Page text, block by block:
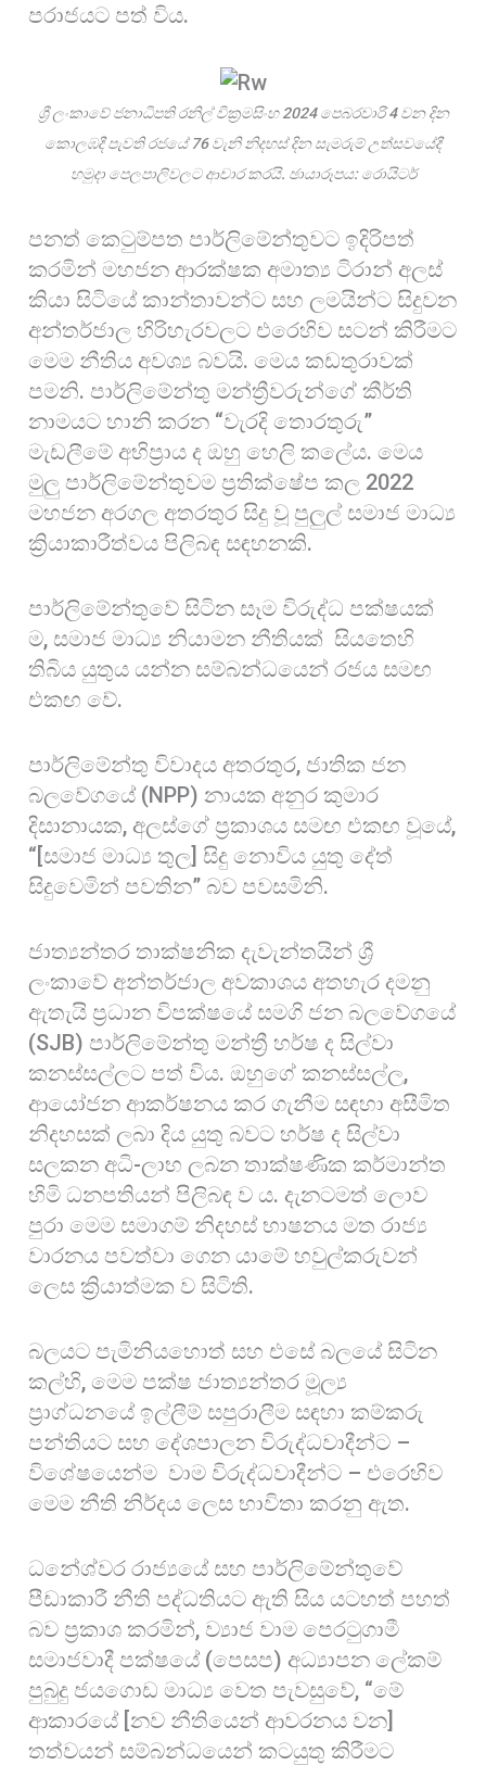
පරාජයට පත් විය.
ශ්‍රී ලංකාවේ ජනාධිපති රනිල් වික්‍රමසිංහ 2024 පෙබරවාරි 4 වන දින
කොලඹදී පැවති රජයේ 76 වැනි නිදහස් දින සැමරුම් උත්සවයේදී
හමුදා පෙලපාලිවලට ආචාර කරයි. ඡායාරූපය: රොයිටර්
පනත් කෙටුම්පත පාර්ලිමේන්තුවට ඉදිරිපත්
කරමින් මහජන ආරක්ෂක අමාත්‍ය ටිරාන් අලස්
කියා සිටියේ කාන්තාවන්ට සහ ලමයින්ට සිදුවන
අන්තර්ජාල හිරිහැරවලට එරෙහිව සටන් කිරීමට
මෙම නීතිය අවශ්‍ය බවයි. මෙය කඩතුරාවක්
පමනි. පාර්ලිමේන්තු මන්ත්‍රීවරුන්ගේ කීර්ති
නාමයට හානි කරන “වැරදි තොරතුරු”
මැඩලීමේ අභිප්‍රාය ද ඔහු හෙලි කලේය. මෙය
මුලු පාර්ලිමේන්තුවම ප්‍රතික්ෂේප කල 2022
මහජන අරගල අතරතුර සිදු වූ පුලුල් සමාජ මාධ්‍ය
ක්‍රියාකාරීත්වය පිලිබඳ සඳහනකි.
පාර්ලිමේන්තුවේ සිටින සෑම විරුද්ධ පක්ෂයක්
ම, සමාජ මාධ්‍ය නියාමන නීතියක් සියතෙහි
තිබිය යුතුය යන්න සම්බන්ධයෙන් රජය සමඟ
එකඟ වේ.
පාර්ලිමේන්තු විවාදය අතරතුර, ජාතික ජන
බලවේගයේ (NPP) නායක අනුර කුමාර
දිසානායක, අලස්ගේ ප්‍රකාශය සමඟ එකඟ වූයේ,
“[සමාජ මාධ්‍ය තුල] සිදු නොවිය යුතු දේත්
සිදුවෙමින් පවතින” බව පවසමිනි.
ජාත්‍යන්තර තාක්ෂනික දැවැන්තයින් ශ්‍රී
ලංකාවේ අන්තර්ජාල අවකාශය අතහැර දමනු
ඇතැයි ප්‍රධාන විපක්ෂයේ සමගි ජන බලවේගයේ
(SJB) පාර්ලිමේන්තු මන්ත්‍රී හර්ෂ ද සිල්වා
කනස්සල්ලට පත් විය. ඔහුගේ කනස්සල්ල,
ආයෝජන ආකර්ෂනය කර ගැනීම සඳහා අසීමිත
නිදහසක් ලබා දිය යුතු බවට හර්ෂ ද සිල්වා
සලකන අධි-ලාභ ලබන තාක්ෂණික කර්මාන්ත
හිමි ධනපතියන් පිලිබඳ ව ය. දැනටමත් ලොව
පුරා මෙම සමාගම් නිදහස් භාෂනය මත රාජ්‍ය
වාරනය පවත්වා ගෙන යාමේ හවුල්කරුවන්
ලෙස ක්‍රියාත්මක ව සිටිති.
බලයට පැමිනියහොත් සහ එසේ බලයේ සිටින
කල්හි, මෙම පක්ෂ ජාත්‍යන්තර මූල්‍ය
ප්‍රාග්ධනයේ ඉල්ලීම් සපුරාලීම සඳහා කම්කරු
පන්තියට සහ දේශපාලන විරුද්ධවාදීන්ට –
විශේෂයෙන්ම වාම විරුද්ධවාදීන්ට – එරෙහිව
මෙම නීති නිර්දය ලෙස භාවිතා කරනු ඇත.
ධනේශ්වර රාජ්‍යයේ සහ පාර්ලිමේන්තුවේ
පීඩාකාරී නීති පද්ධතියට ඇති සිය යටහත් පහත්
බව ප්‍රකාශ කරමින්, ව්‍යාජ වාම පෙරටුගාමී
සමාජවාදී පක්ෂයේ (පෙසප) අධ්‍යාපන ලේකම්
පුබුදු ජයගොඩ මාධ්‍ය වෙත පැවසුවේ, “මේ
ආකාරයේ [නව නීතියෙන් ආවරනය වන]
තත්වයන් සම්බන්ධයෙන් කටයුතු කිරීමට